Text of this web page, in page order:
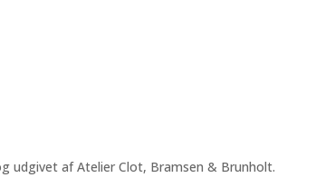
udgivet af Atelier Clot, Bramsen & Brunholt.